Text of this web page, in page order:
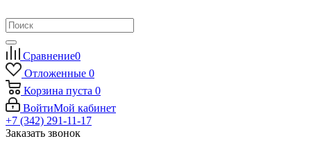
Сравнение0
Отложенные 0
Корзина пуста 0
ВойтиМой кабинет
+7 (342) 291-11-17
Заказать звонок